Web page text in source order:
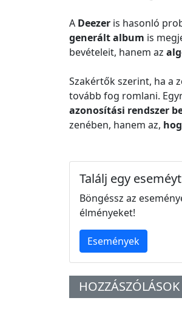
A Deezer is hasonló
generált album is
bevételeit, hanem az
Szakértők szerint, ha a
tovább fog romlani.
azonosítási rendszer
zenében, hanem az,
Találj egy eseméyt
Böngéssz az
élményeket!
Események
HOZZÁSZÓLÁSOK